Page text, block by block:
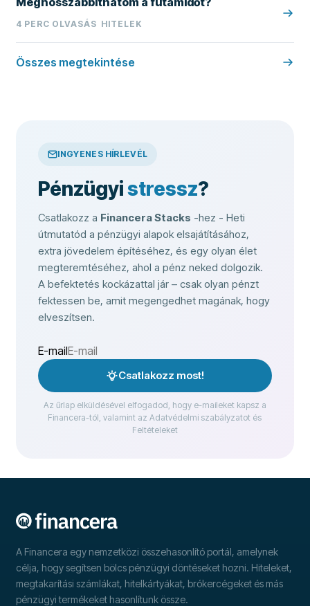
4 PERC OLVASÁS HITELEK
Összes megtekintése
INGYENES HÍRLEVÉL
Pénzügyistressz?
Csatlakozz a Financera Stacks -hez - Heti
útmutatód a pénzügyi alapok elsajátításához,
extra jövedelem építéséhez, és egy olyan élet
megteremtéséhez, ahol a pénz neked dolgozik.
A befektetés kockázattal jár – csak olyan pénzt
fektessen be, amit megengedhet magának, hogy
elveszítsen.
E-mail
Csatlakozz most!
Az űrlap elküldésével elfogadod, hogy e-maileket kapsz a
Financera-tól, valamint az Adatvédelmi szabályzatot és
Feltételeket
A Financera egy nemzetközi összehasonlító portál, amelynek
célja, hogy segítsen bölcs pénzügyi döntéseket hozni. Hiteleket,
megtakarítási számlákat, hitelkártyákat, brókercégeket és más
pénzügyi termékeket hasonlítunk össze.